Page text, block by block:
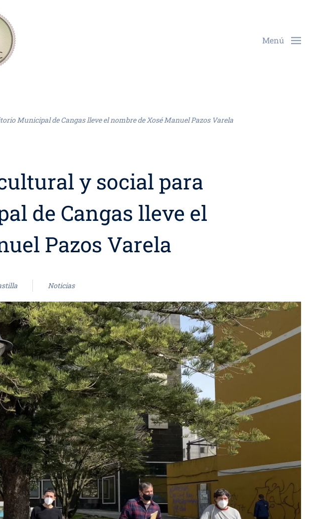
Menú
Municipal de Cangas lleve el nombre de Xosé Manuel Pazos Varela
y social para
de Cangas lleve el
Pazos Varela
Noticias